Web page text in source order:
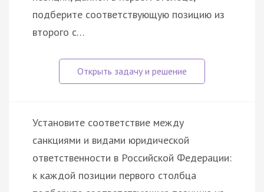
подберите соответствующую позицию из
второго с…
Установите соответствие между
санкциями и видами юридической
ответственности в Российской Федерации:
к каждой позиции первого столбца